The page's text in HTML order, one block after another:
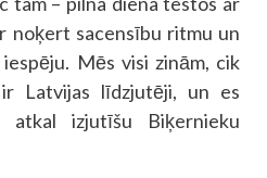
noķert sacensību ritmu un
Mēs visi zinām, cik
Latvijas līdzjutēji, un es
atkal izjutīšu Biķernieku